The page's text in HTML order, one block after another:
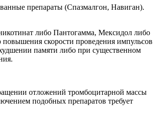
препараты (Спазмалгон, Навиган).
либо Пантогамма, Мексидол либо
скорости проведения импульсов
памяти либо при существенном
отложений тромбоцитарной массы
подобных препаратов требует